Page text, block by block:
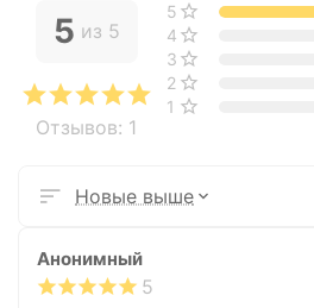
5 из 5
Отзывов: 1
5 звёзд
4 звезды
3 звезды
2 звезды
1 звезда
Новые выше
Анонимный
5